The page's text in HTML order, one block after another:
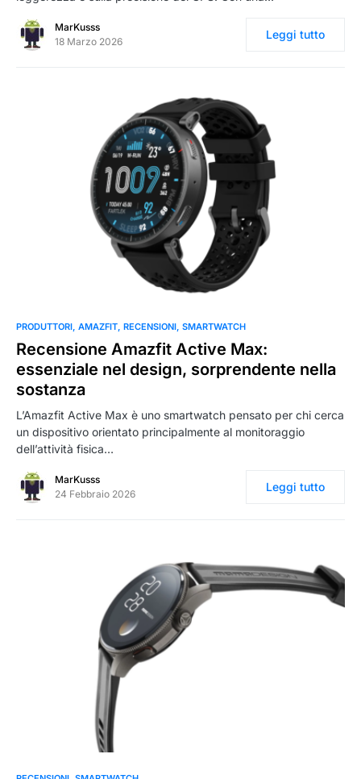
MarKusss
18 Marzo 2026
Leggi tutto
0
PRODUTTORI AMAZFIT RECENSIONI SMARTWATCH
Recensione Amazfit Active Max:
essenziale nel design, sorprendente nella
sostanza
L’Amazfit Active Max è uno smartwatch pensato per chi cerca
un dispositivo orientato principalmente al monitoraggio
dell’attività fisica…
MarKusss
24 Febbraio 2026
Leggi tutto
0